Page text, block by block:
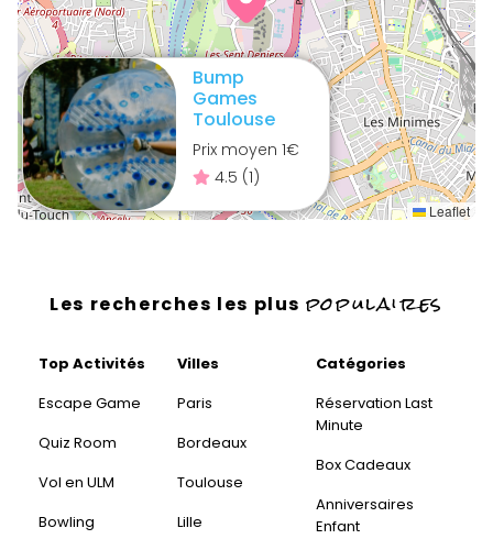
Leaflet
Bump
Games
Toulouse
Prix moyen 1€
4.5 (1)
Les recherches les plus populaires
Top Activités
Escape Game
Quiz Room
Vol en ULM
Bowling
Villes
Paris
Bordeaux
Toulouse
Lille
Catégories
Réservation Last
Minute
Box Cadeaux
Anniversaires
Enfant